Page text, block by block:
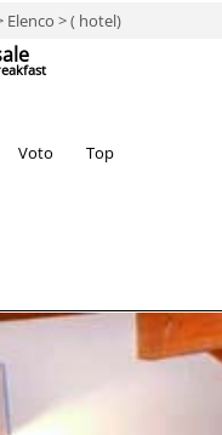
Elenco > ( hotel)
Voto Top